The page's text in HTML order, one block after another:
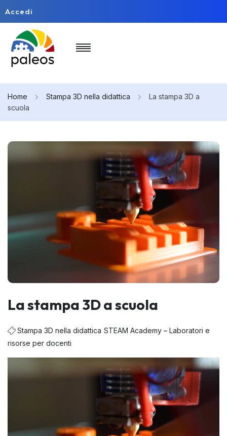
Accedi
Home Stampa 3D nella didattica
La stampa 3D a
scuola
La stampa 3D a scuola
Stampa 3D nella didattica STEAM Academy – Laboratori e
risorse per docenti